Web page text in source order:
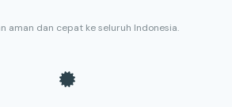
aman dan cepat ke seluruh Indonesia.